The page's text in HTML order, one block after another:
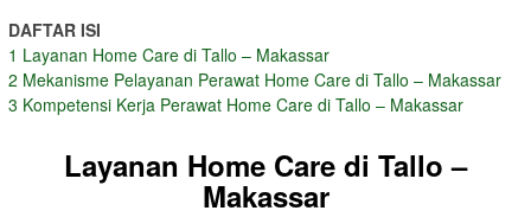
DAFTAR ISI
1 Layanan Home Care di Tallo – Makassar
2 Mekanisme Pelayanan Perawat Home Care di Tallo – Makassar
3 Kompetensi Kerja Perawat Home Care di Tallo – Makassar
Layanan Home Care di Tallo –
Makassar